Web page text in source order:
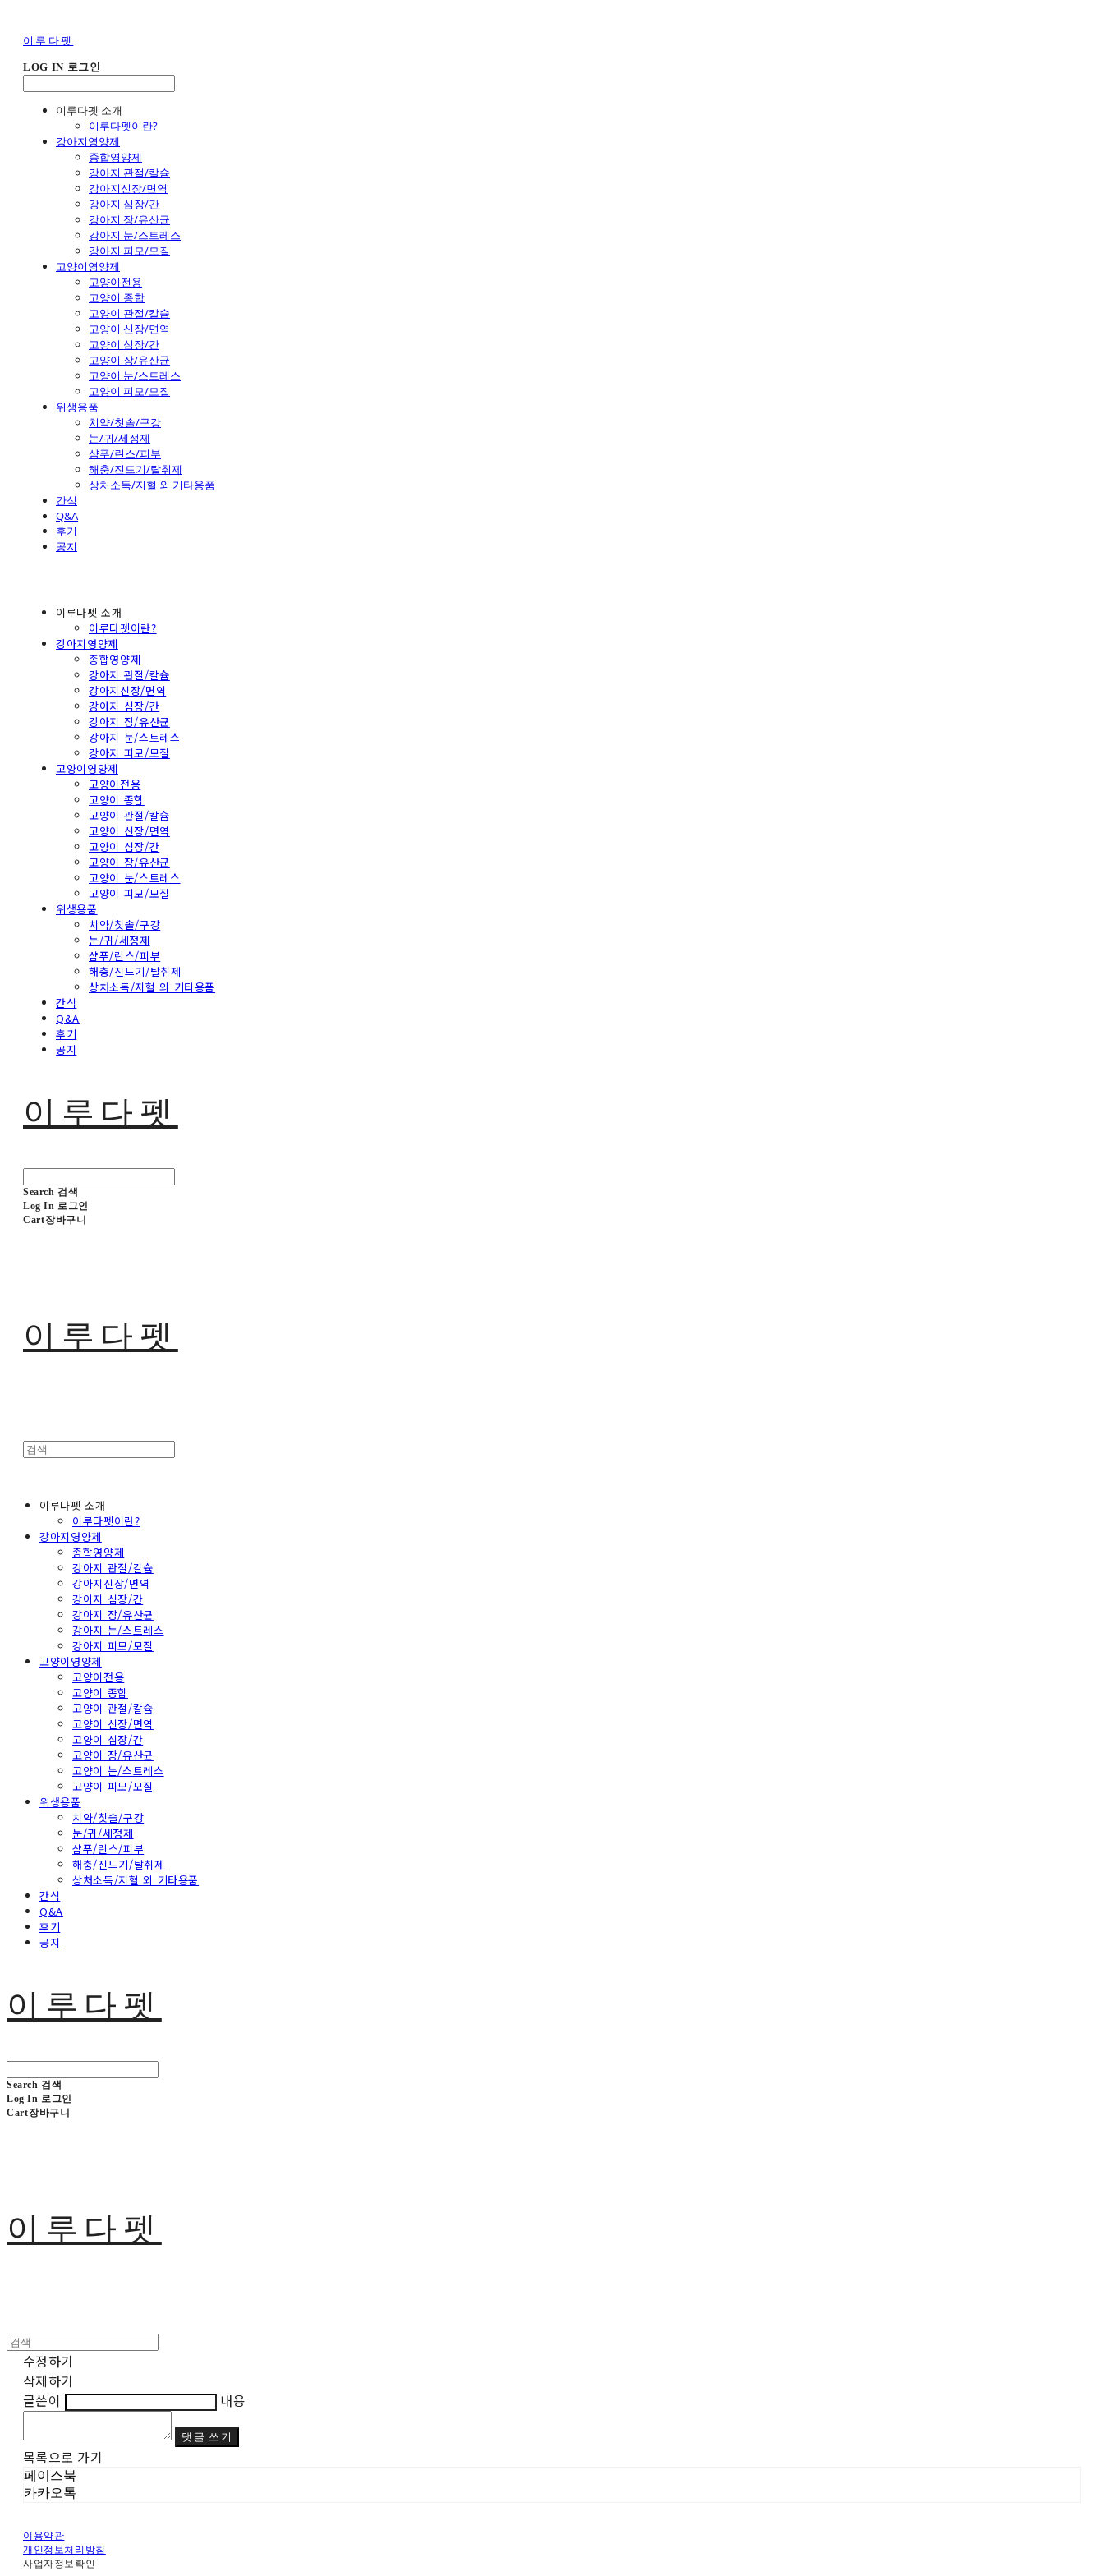
이루다펫
LOG IN 로그인
이루다펫 소개
이루다펫이란?
강아지영양제
종합영양제
강아지 관절/칼슘
강아지신장/면역
강아지 심장/간
강아지 장/유산균
강아지 눈/스트레스
강아지 피모/모질
고양이영양제
고양이전용
고양이 종합
고양이 관절/칼슘
고양이 신장/면역
고양이 심장/간
고양이 장/유산균
고양이 눈/스트레스
고양이 피모/모질
위생용품
치약/칫솔/구강
눈/귀/세정제
샴푸/린스/피부
해충/진드기/탈취제
상처소독/지혈 외 기타용품
간식
Q&A
후기
공지
이루다펫 소개
이루다펫이란?
강아지영양제
종합영양제
강아지 관절/칼슘
강아지신장/면역
강아지 심장/간
강아지 장/유산균
강아지 눈/스트레스
강아지 피모/모질
고양이영양제
고양이전용
고양이 종합
고양이 관절/칼슘
고양이 신장/면역
고양이 심장/간
고양이 장/유산균
고양이 눈/스트레스
고양이 피모/모질
위생용품
치약/칫솔/구강
눈/귀/세정제
샴푸/린스/피부
해충/진드기/탈취제
상처소독/지혈 외 기타용품
간식
Q&A
후기
공지
이루다펫
Search 검색
Log In 로그인
Cart장바구니
이루다펫
이루다펫 소개
이루다펫이란?
강아지영양제
종합영양제
강아지 관절/칼슘
강아지신장/면역
강아지 심장/간
강아지 장/유산균
강아지 눈/스트레스
강아지 피모/모질
고양이영양제
고양이전용
고양이 종합
고양이 관절/칼슘
고양이 신장/면역
고양이 심장/간
고양이 장/유산균
고양이 눈/스트레스
고양이 피모/모질
위생용품
치약/칫솔/구강
눈/귀/세정제
샴푸/린스/피부
해충/진드기/탈취제
상처소독/지혈 외 기타용품
간식
Q&A
후기
공지
이루다펫
Search 검색
Log In 로그인
Cart장바구니
이루다펫
수정하기
삭제하기
글쓴이
내용
댓글 쓰기
목록으로 가기
페이스북
카카오톡
이용약관
개인정보처리방침
사업자정보확인